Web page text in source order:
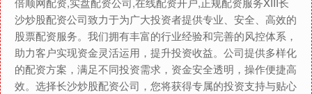
沙炒股配资公司致力于为广大投资者提供专业、安全、高效的
股票配资服务。我们拥有丰富的行业经验和完善的风控体系，
助力客户实现资金灵活运用，提升投资收益。公司提供多样化
的配资方案，满足不同投资需求，资金安全透明，操作便捷高
效。选择长沙炒股配资公司，您将获得专属的投资支持与贴心